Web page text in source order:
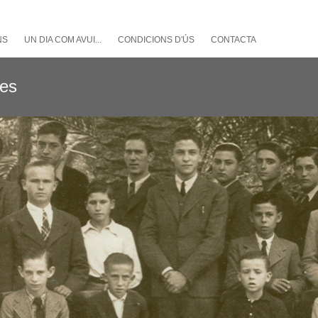
UN DIA COM AVUI... CONDICIONS D'ÚS CONTACTA